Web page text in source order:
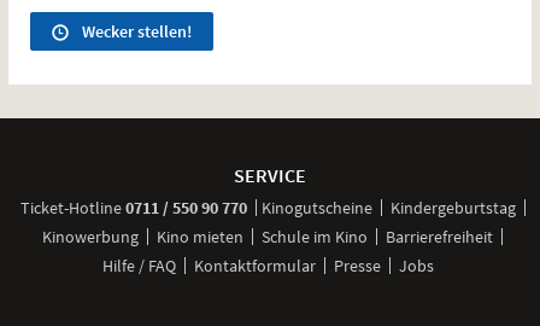
Wecker stellen!
SERVICE
Ticket-Hotline0711 / 550 90 770anrufen
Kinogutscheine
Kindergeburtstag
Kinowerbung
Kino mieten Schule im Kino
Barrierefreiheit
Hilfe / FAQ
Kontaktformular Presse Jobs